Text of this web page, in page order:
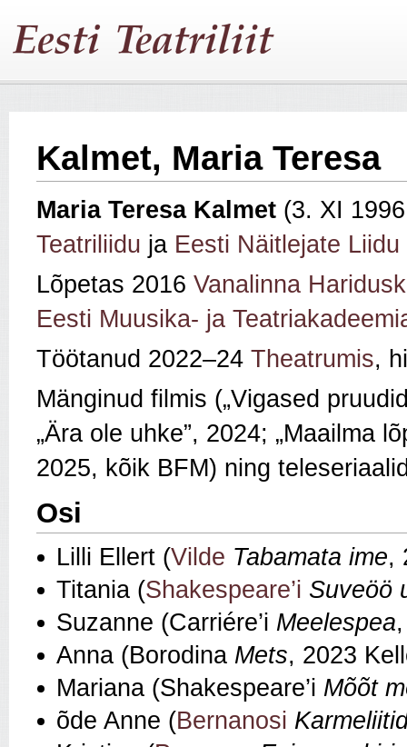
Kalmet, Maria Teresa
Maria Teresa Kalmet (3. XI
Teatriliidu ja Eesti Näitlejate Liidu
Lõpetas 2016 Vanalinna
Eesti Muusika- ja
Töötanud 2022–24 Theatrumis,
Mänginud filmis („Vigased
„Ära ole uhke”, 2024; „Maailma
2025, kõik BFM) ning
Osi
Lilli Ellert (Vilde Tabamata ime,
Titania (Shakespeare’i Suveöö
Suzanne (Carriére’i Meelespea
Anna (Borodina Mets, 2023
Mariana (Shakespeare’i Mõõt
õde Anne (Bernanosi